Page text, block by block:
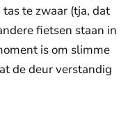
tas te zwaar (tja, dat
fietsen staan in
is om slimme
de deur verstandig